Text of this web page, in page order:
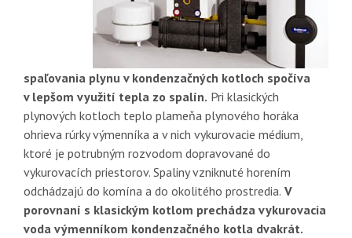
spaľovania plynu v kondenzačných kotloch spočíva
v lepšom využití tepla zo spalín. Pri klasických
plynových kotloch teplo plameňa plynového horáka
ohrieva rúrky výmenníka a v nich vykurovacie médium,
ktoré je potrubným rozvodom dopravované do
vykurovacích priestorov. Spaliny vzniknuté horením
odchádzajú do komína a do okolitého prostredia. V
porovnaní s klasickým kotlom prechádza vykurovacia
voda výmenníkom kondenzačného kotla dvakrát.